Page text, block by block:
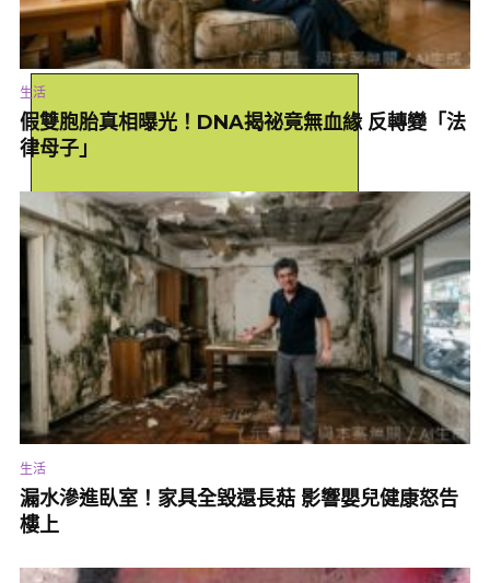
過去至今人氣不墜。只要穿上與貓相關的服裝或配件，便可加入街
頭的「Cat Halloween Parade」貓妖遊行。活動同時結合、貓咪市
集、創作工作坊與貓型甜點等，將整個街區妝點得可愛又熱鬧。
此外還有每年吸引超過16萬人次參與的「池袋萬聖節角色扮演嘉年
華」每年10月下旬連續3天在池袋舉辦，是日本最大級的角色扮演
盛會。活動將整座街區化身舞台，邀請旅客以輕鬆心情融入東京繽
【。tokyoTOKYO。】
關於日本東京都的任何觀光資訊可洽詢：
東京觀光事務所台灣辦事處
(華旭顧問股份有限公司)
陳小姐 info@jinns.com.tw
電話：02-2515-2999#252
東京在秋冬季節依舊熱鬧繽紛，今年冬遊，不妨先走進東京華納兄
弟哈利波特影城，感受聖誕奇幻時空；接著收錄神樂坂街區萌度滿
分的妖怪貓祭與池袋萬聖節角色扮演嘉年華，為明年秋冬旅遊先做
生活
假雙胞胎真相曝光！DNA揭祕竟無血緣 反轉變「法
律母子」
生活
漏水滲進臥室！家具全毀還長菇 影響嬰兒健康怒告
樓上